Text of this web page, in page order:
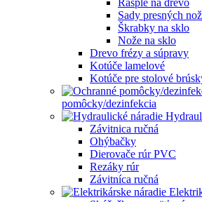
Sady presných
Škrabky na sklo
Nože na sklo
Drevo frézy a súpravy
Kotúče lamelové
Kotúče pre stolové
pomôcky/dezinfekcia
Závitnica ručná
Ohýbačky
Dierovače rúr PVC
Rezáky rúr
Závitníca ručná